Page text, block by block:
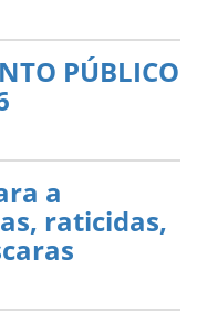
PÚBLICO
a
raticidas,